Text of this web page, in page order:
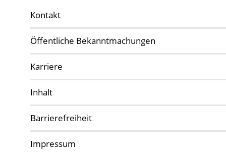
Kontakt
Öffentliche Bekanntmachungen
Karriere
Inhalt
Barrierefreiheit
Impressum